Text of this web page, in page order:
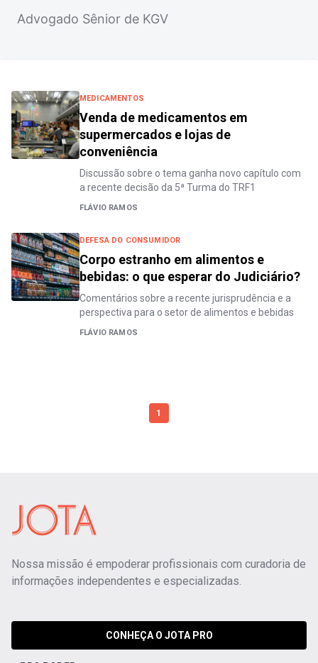
Advogado Sênior de KGV
MEDICAMENTOS
Venda de medicamentos em
supermercados e lojas de
conveniência
Discussão sobre o tema ganha novo capítulo com
a recente decisão da 5ª Turma do TRF1
FLÁVIO RAMOS
DEFESA DO CONSUMIDOR
Corpo estranho em alimentos e
bebidas: o que esperar do Judiciário?
Comentários sobre a recente jurisprudência e a
perspectiva para o setor de alimentos e bebidas
FLÁVIO RAMOS
1
Nossa missão é empoderar profissionais com curadoria de
informações independentes e especializadas.
CONHEÇA O JOTA PRO